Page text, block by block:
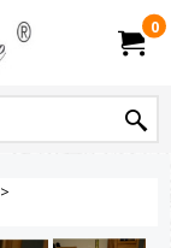
0
>